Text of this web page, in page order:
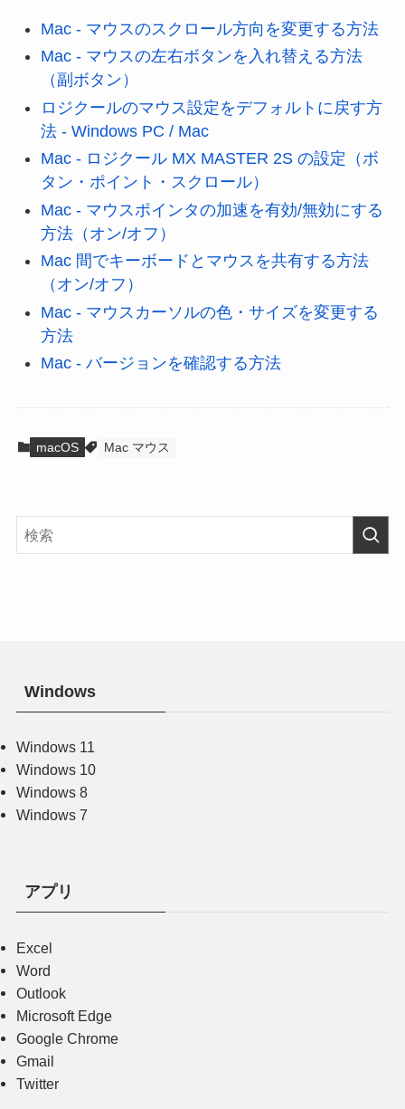
Mac - マウスのスクロール方向を変更する方法
Mac - マウスの左右ボタンを入れ替える方法
（副ボタン）
ロジクールのマウス設定をデフォルトに戻す方
法 - Windows PC / Mac
Mac - ロジクール MX MASTER 2S の設定（ボ
タン・ポイント・スクロール）
Mac - マウスポインタの加速を有効/無効にする
方法（オン/オフ）
Mac 間でキーボードとマウスを共有する方法
（オン/オフ）
Mac - マウスカーソルの色・サイズを変更する
方法
Mac - バージョンを確認する方法
macOS Mac マウス
Windows
Windows 11
Windows 10
Windows 8
Windows 7
アプリ
Excel
Word
Outlook
Microsoft Edge
Google Chrome
Gmail
Twitter